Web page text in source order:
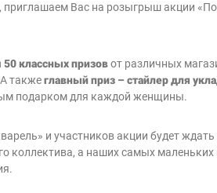
, приглашаем Вас на розыгрыш акции
классных призовот различных
такжеглавный приз – стайлер для
подарком для каждой женщины.
и участников акции будет
коллектива, а наших самых маленьких